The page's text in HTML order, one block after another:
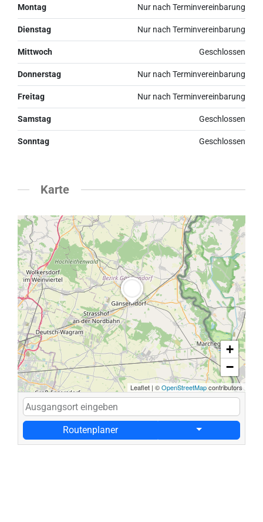
Montag Nur nach Terminvereinbarung
Dienstag Nur nach Terminvereinbarung
Mittwoch Geschlossen
Donnerstag Nur nach Terminvereinbarung
Freitag Nur nach Terminvereinbarung
Samstag Geschlossen
Sonntag Geschlossen
Karte
+
−
Leaflet | ©OpenStreetMapcontributors
Routenplaner